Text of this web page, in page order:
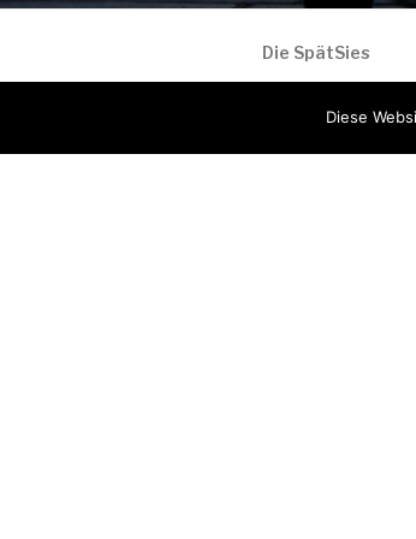
Die SpätSies
Anmeldung zu
Diese